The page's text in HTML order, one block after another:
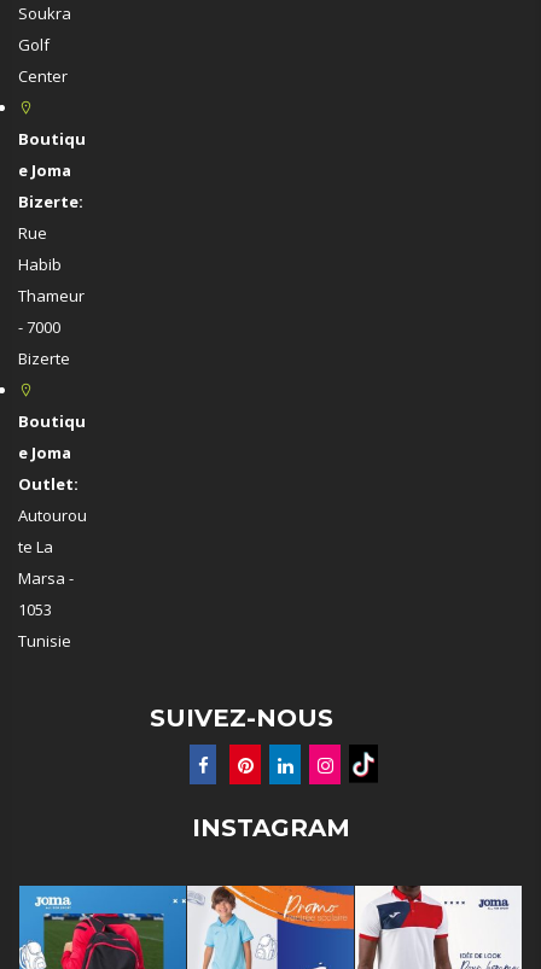
Soukra
Golf
Center
Boutiqu
e Joma
Bizerte:
Rue
Habib
Thameur
- 7000
Bizerte
Boutiqu
e Joma
Outlet:
Autourou
te La
Marsa -
1053
Tunisie
SUIVEZ-NOUS
INSTAGRAM